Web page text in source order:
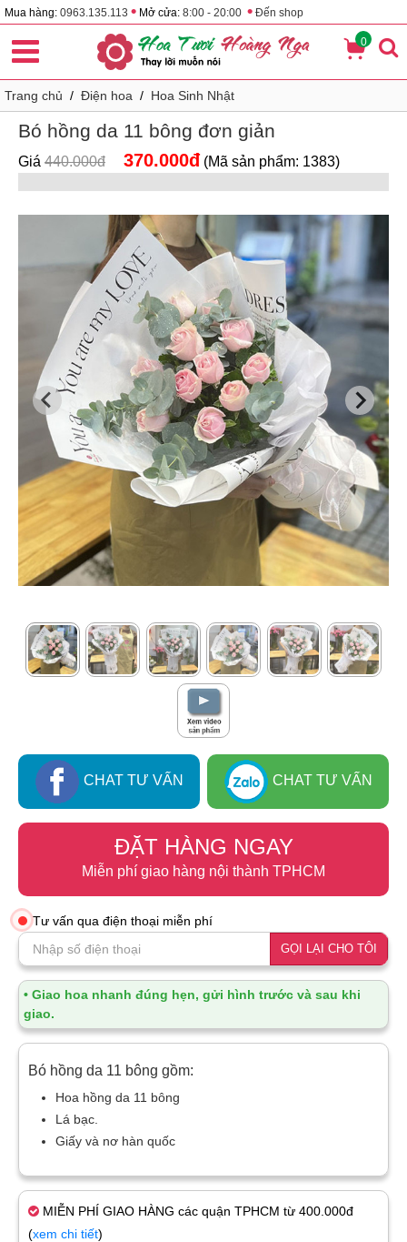
Mua hàng: 0963.135.113 • Mở cửa: 8:00 - 20:00 • Đến shop
0
Trang chủ / Điện hoa / Hoa Sinh Nhật
Bó hồng da 11 bông đơn giản
Giá 440.000đ 370.000đ (Mã sản phẩm: 1383)
CHAT TƯ VẤN CHAT TƯ VẤN
ĐẶT HÀNG NGAY
Miễn phí giao hàng nội thành TPHCM
Tư vấn qua điện thoại miễn phí
GỌI LẠI CHO TÔI
• Giao hoa nhanh đúng hẹn, gửi hình trước và sau khi
giao.
Bó hồng da 11 bông gồm:
Hoa hồng da 11 bông
Lá bạc.
Giấy và nơ hàn quốc
MIỄN PHÍ GIAO HÀNG các quận TPHCM từ 400.000đ
(xem chi tiết)